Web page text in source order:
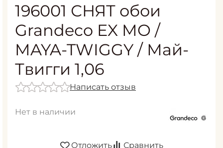
196001 СНЯТ обои
Grandeco EX MO /
MAYA-TWIGGY / Май-
Твигги 1,06
Написать отзыв
Нет в наличии
Отложить Сравнить